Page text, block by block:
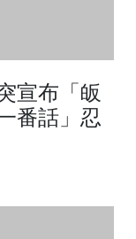
宣布「皈
番話」忍